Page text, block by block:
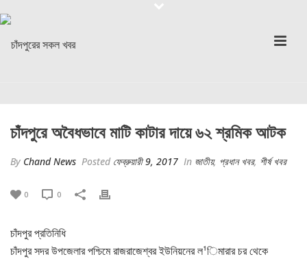
চাঁদপুরে অবৈধভাবে মাটি কাটার দায়ে ৬২ শ্রমিক আটক
By Chand News Posted ফেব্রুয়ারী 9, 2017 In জাতীয়, প্রধান খবর, শীর্ষ খবর
0 0
চাঁদপুর প্রতিনিধি
চাঁদপুর সদর উপজেলার পশ্চিমে রাজরাজেশ্বর ইউনিয়নের ল¹িমারার চর থেকে